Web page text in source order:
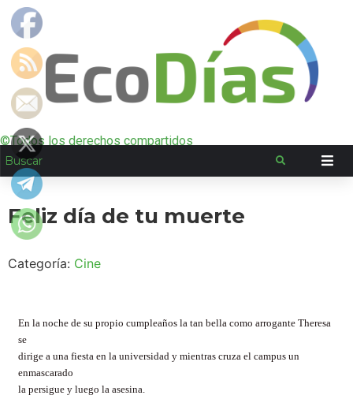
©Todos los derechos compartidos
Feliz día de tu muerte
Categoría: Cine
En la noche de su propio cumpleaños la tan bella como arrogante Theresa
se
dirige a una fiesta en la universidad y mientras cruza el campus un
enmascarado
la persigue y luego la asesina.